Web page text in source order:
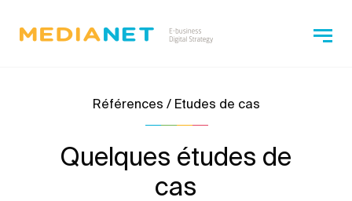
Références / Etudes de cas
Quelques études de
cas